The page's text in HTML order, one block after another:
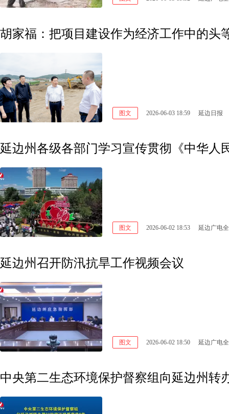
图文 2026-06-03 18:59 延边日报
图文 2026-06-02 18:53 延边广电
延边州召开防汛抗旱工作视频会议
图文 2026-06-02 18:50 延边广电
中央第二生态环境保护督察组向延边州转